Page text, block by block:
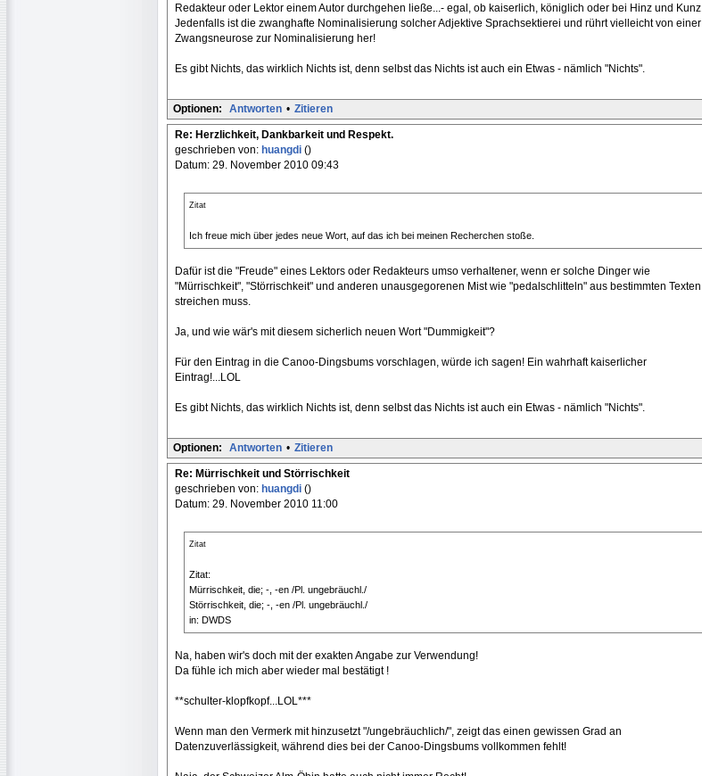
Redakteur oder Lektor einem Autor durchgehen ließe...- egal, ob kaiserlich, königlich oder bei Hinz und Kunz.
Jedenfalls ist die zwanghafte Nominalisierung solcher Adjektive Sprachsektierei und rührt vielleicht von einer
Zwangsneurose zur Nominalisierung her!
Es gibt Nichts, das wirklich Nichts ist, denn selbst das Nichts ist auch ein Etwas - nämlich "Nichts".
Optionen: Antworten • Zitieren
Re: Herzlichkeit, Dankbarkeit und Respekt.
geschrieben von: huangdi ()
Datum: 29. November 2010 09:43
Zitat
Ich freue mich über jedes neue Wort, auf das ich bei meinen Recherchen stoße.
Dafür ist die "Freude" eines Lektors oder Redakteurs umso verhaltener, wenn er solche Dinger wie
"Mürrischkeit", "Störrischkeit" und anderen unausgegorenen Mist wie "pedalschlitteln" aus bestimmten Texten
streichen muss.
Ja, und wie wär's mit diesem sicherlich neuen Wort "Dummigkeit"?
Für den Eintrag in die Canoo-Dingsbums vorschlagen, würde ich sagen! Ein wahrhaft kaiserlicher
Eintrag!...LOL
Es gibt Nichts, das wirklich Nichts ist, denn selbst das Nichts ist auch ein Etwas - nämlich "Nichts".
Optionen: Antworten • Zitieren
Re: Mürrischkeit und Störrischkeit
geschrieben von: huangdi ()
Datum: 29. November 2010 11:00
Zitat
Zitat:
Mürrischkeit, die; -, -en /Pl. ungebräuchl./
Störrischkeit, die; -, -en /Pl. ungebräuchl./
in: DWDS
Na, haben wir's doch mit der exakten Angabe zur Verwendung!
Da fühle ich mich aber wieder mal bestätigt !
**schulter-klopfkopf...LOL***
Wenn man den Vermerk mit hinzusetzt "/ungebräuchlich/", zeigt das einen gewissen Grad an
Datenzuverlässigkeit, während dies bei der Canoo-Dingsbums vollkommen fehlt!